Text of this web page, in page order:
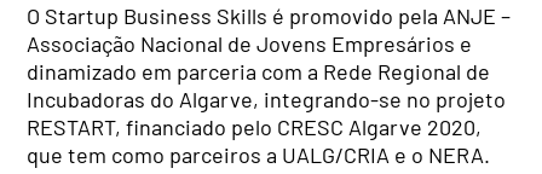
O Startup Business Skills é promovido pela ANJE –
Associação Nacional de Jovens Empresários e
dinamizado em parceria com a Rede Regional de
Incubadoras do Algarve, integrando-se no projeto
RESTART, financiado pelo CRESC Algarve 2020,
que tem como parceiros a UALG/CRIA e o NERA.